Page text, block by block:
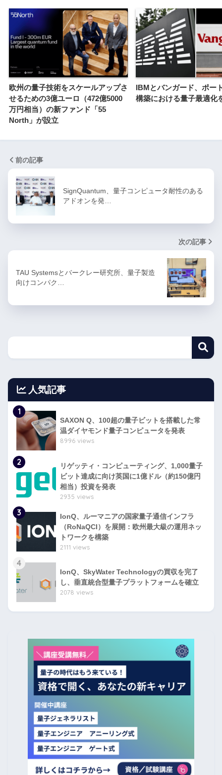
欧州の量子技術をスケールアップさ
せるための3億ユーロ（472億5000
万円相当）の新ファンド「55
North」が設立
IBMとバンガード、ポー
構築における量子最適化
前の記事
SignQuantum、量子コンピュータ耐性のある
アドオンを発…
次の記事
TAU Systemsとバークレー研究所、量子製造
向けコンパク…
人気記事
1
SAXON Q、100超の量子ビットを搭載した常
温ダイヤモンド量子コンピュータを発表
8996 views
2
リゲッティ・コンピューティング、1,000量子
ビット達成に向け英国に1億ドル（約150億円
相当）投資を発表
2935 views
3
IonQ、ルーマニアの国家量子通信インフラ
（RoNaQCI）を展開：欧州最大級の運用ネッ
トワークを構築
2111 views
4
IonQ、SkyWater Technologyの買収を完了
し、垂直統合型量子プラットフォームを確立
2078 views